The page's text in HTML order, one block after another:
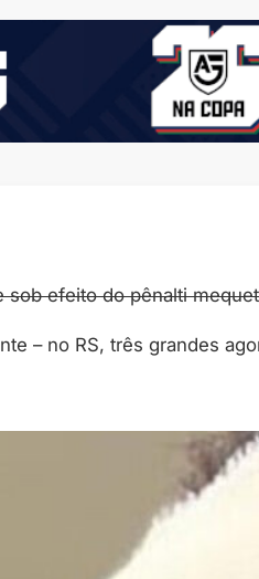
sob efeito do pênalti
– no RS, três grandes